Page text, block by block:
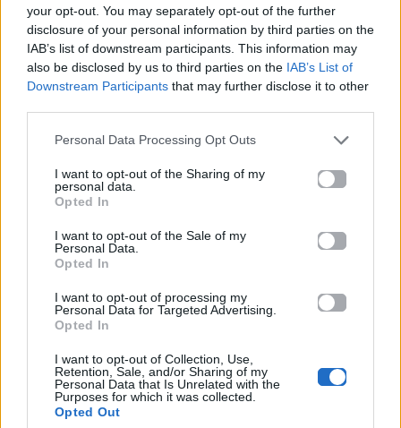
your opt-out. You may separately opt-out of the further
disclosure of your personal information by third parties on the
IAB’s list of downstream participants. This information may
also be disclosed by us to third parties on the IAB’s List of
Downstream Participants that may further disclose it to other
Personal Data Processing Opt Outs
I want to opt-out of the Sharing of my
personal data.
Opted In
I want to opt-out of the Sale of my
Personal Data.
Opted In
I want to opt-out of processing my
Personal Data for Targeted Advertising.
Opted In
I want to opt-out of Collection, Use,
Retention, Sale, and/or Sharing of my
Personal Data that Is Unrelated with the
Purposes for which it was collected.
Opted Out
με επιφυλάξεις – Ποιες
παραλίες έχουν
χαρακτηριστεί
«Will you marry me?»
που έχουμε δει ποτέ –
Empire State Building